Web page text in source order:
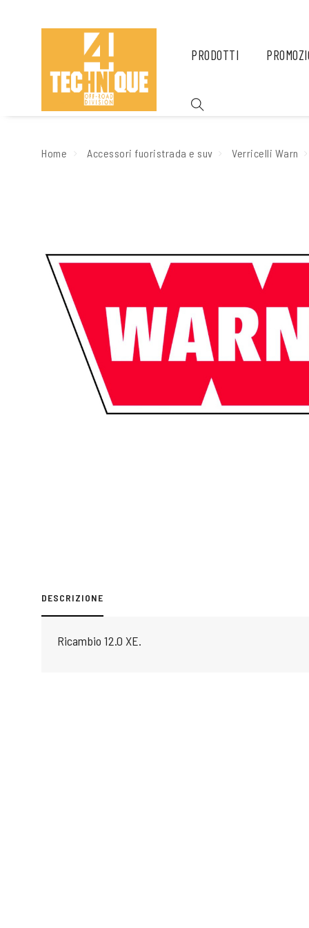
PRODOTTI
Home Accessori fuoristrada e suv Verricelli Warn
DESCRIZIONE
Ricambio 12.0 XE.